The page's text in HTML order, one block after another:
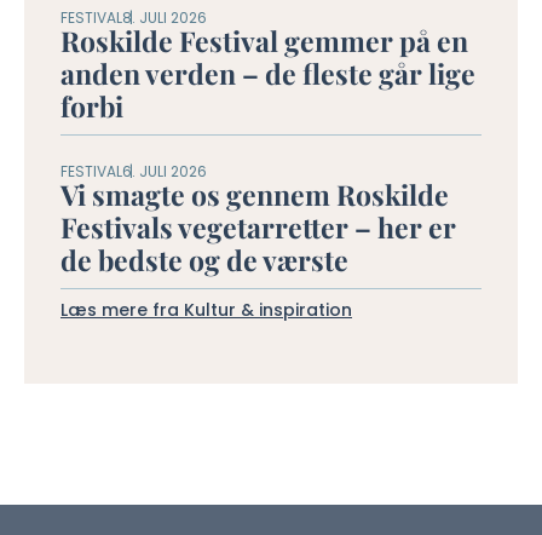
FESTIVAL8. JULI 2026
Roskilde Festival gemmer på en
anden verden – de fleste går lige
forbi
FESTIVAL6. JULI 2026
Vi smagte os gennem Roskilde
Festivals vegetarretter – her er
de bedste og de værste
Læs mere fra Kultur & inspiration